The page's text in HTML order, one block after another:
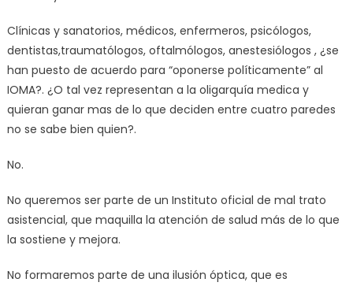
Clínicas y sanatorios, médicos, enfermeros, psicólogos,
dentistas,traumatólogos, oftalmólogos, anestesiólogos , ¿se
han puesto de acuerdo para “oponerse políticamente” al
IOMA?. ¿O tal vez representan a la oligarquía medica y
quieran ganar mas de lo que deciden entre cuatro paredes
no se sabe bien quien?.
No.
No queremos ser parte de un Instituto oficial de mal trato
asistencial, que maquilla la atención de salud más de lo que
la sostiene y mejora.
No formaremos parte de una ilusión óptica, que es